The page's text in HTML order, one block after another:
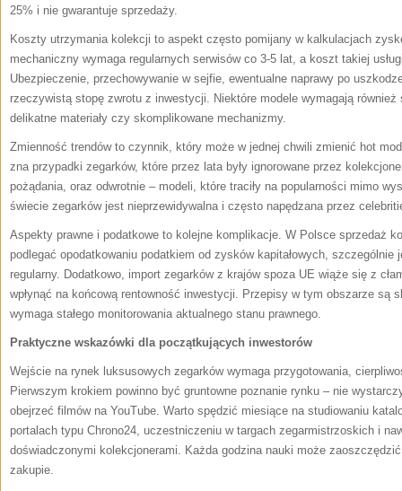
25% i nie gwarantuje sprzedaży.
Koszty utrzymania kolekcji to aspekt często pomijany w kalkulacjach
mechaniczny wymaga regularnych serwisów co 3-5 lat, a koszt takiej
Ubezpieczenie, przechowywanie w sejfie, ewentualne naprawy po
rzeczywistą stopę zwrotu z inwestycji. Niektóre modele wymagają
delikatne materiały czy skomplikowane mechanizmy.
Zmienność trendów to czynnik, który może w jednej chwili zmienić hot
zna przypadki zegarków, które przez lata były ignorowane przez
pożądania, oraz odwrotnie – modeli, które traciły na popularności mimo
świecie zegarków jest nieprzewidywalna i często napędzana przez
Aspekty prawne i podatkowe to kolejne komplikacje. W Polsce sprzedaż
podlegać opodatkowaniu podatkiem od zysków kapitałowych, szczególnie
regularny. Dodatkowo, import zegarków z krajów spoza UE wiąże się z
wpłynąć na końcową rentowność inwestycji. Przepisy w tym obszarze są
wymaga stałego monitorowania aktualnego stanu prawnego.
Praktyczne wskazówki dla początkujących inwestorów
Wejście na rynek luksusowych zegarków wymaga przygotowania,
Pierwszym krokiem powinno być gruntowne poznanie rynku – nie
obejrzeć filmów na YouTube. Warto spędzić miesiące na studiowaniu
portalach typu Chrono24, uczestniczeniu w targach zegarmistrzoskich i
doświadczonymi kolekcjonerami. Każda godzina nauki może
zakupie.